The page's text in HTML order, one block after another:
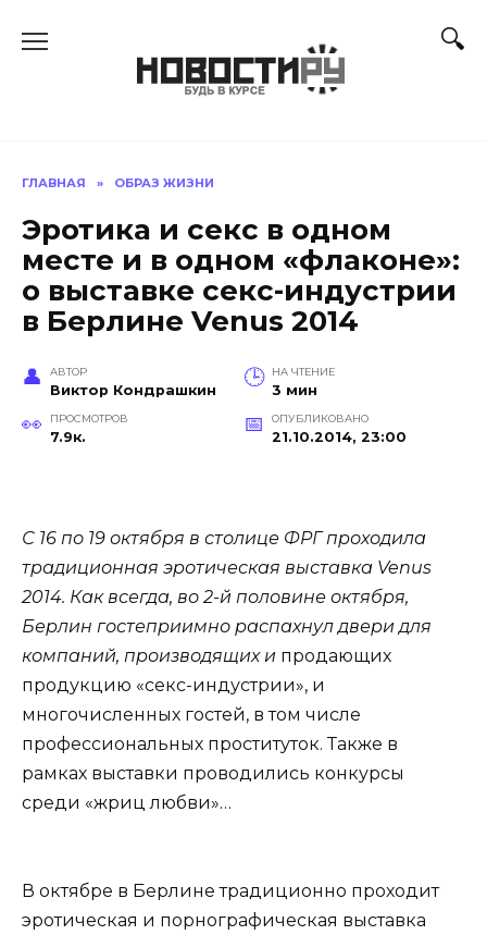
ГЛАВНАЯ » ОБРАЗ ЖИЗНИ
Эротика и секс в одном
месте и в одном «флаконе»:
о выставке секс-индустрии
в Берлине Venus 2014
АВТОР
Виктор Кондрашкин
НА ЧТЕНИЕ
3 мин
ПРОСМОТРОВ
7.9к.
ОПУБЛИКОВАНО
21.10.2014, 23:00
С 16 по 19 октября в столице ФРГ проходила
традиционная эротическая выставка Venus
2014. Как всегда, во 2-й половине октября,
Берлин гостеприимно распахнул двери для
компаний, производящих и продающих
продукцию «секс-индустрии», и
многочисленных гостей, в том числе
профессиональных проституток. Также в
рамках выставки проводились конкурсы
среди «жриц любви»…
В октябре в Берлине традиционно проходит
эротическая и порнографическая выставка